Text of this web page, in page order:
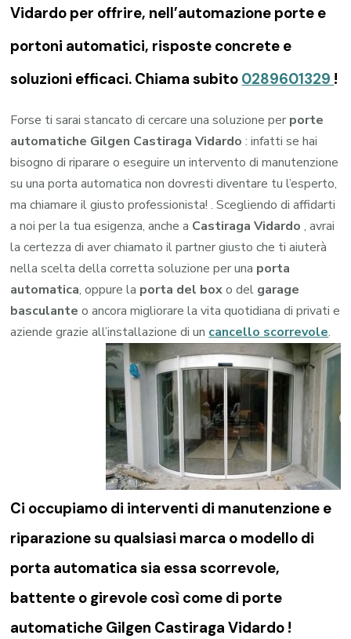
Vidardo per offrire, nell’automazione porte e
portoni automatici, risposte concrete e
soluzioni efficaci. Chiama subito 0289601329 !
Forse ti sarai stancato di cercare una soluzione per porte
automatiche Gilgen Castiraga Vidardo : infatti se hai
bisogno di riparare o eseguire un intervento di manutenzione
su una porta automatica non dovresti diventare tu l’esperto,
ma chiamare il giusto professionista! . Scegliendo di affidarti
a noi per la tua esigenza, anche a Castiraga Vidardo, avrai
la certezza di aver chiamato il partner giusto che ti aiuterà
nella scelta della corretta soluzione per una porta
automatica, oppure la porta del boxo del garage
basculante o ancora migliorare la vita quotidiana di privati e
aziende grazie all’installazione di un cancello scorrevole.
Ci occupiamo di interventi di manutenzione e
riparazione su qualsiasi marca o modello di
porta automatica sia essa scorrevole,
battente o girevole così come di porte
automatiche Gilgen Castiraga Vidardo !